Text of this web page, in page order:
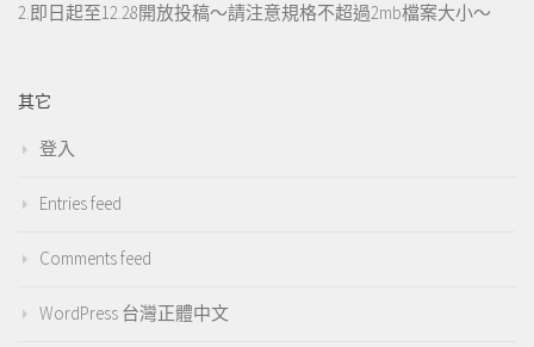
2.即日起至12.28開放投稿～請注意規格不超過2mb檔案大小～
其它
登入
Entries feed
Comments feed
WordPress 台灣正體中文